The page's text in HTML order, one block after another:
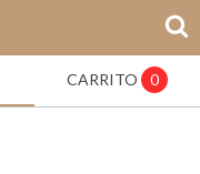
CARRITO 0